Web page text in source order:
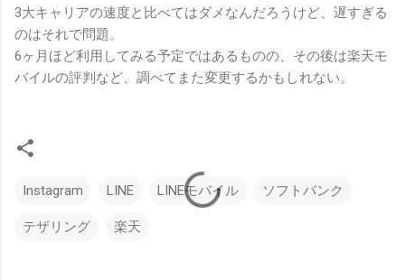
3大キャリアの速度と比べてはダメなんだろうけど、遅すぎる
のはそれで問題。
6ヶ月ほど利用してみる予定ではあるものの、その後は楽天モ
バイルの評判など、調べてまた変更するかもしれない。
Instagram LINE LINEモバイル ソフトバンク
テザリング 楽天